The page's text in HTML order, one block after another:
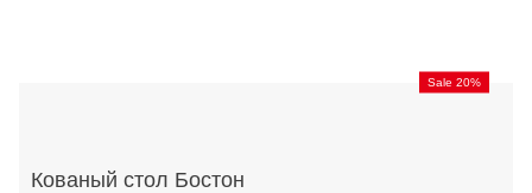
Sale 20%
Кованый стол Бостон